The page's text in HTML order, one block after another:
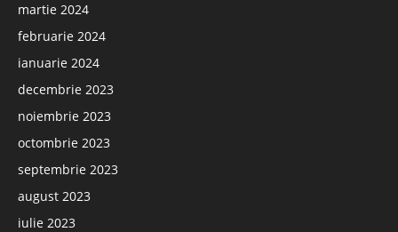
martie 2024
februarie 2024
ianuarie 2024
decembrie 2023
noiembrie 2023
octombrie 2023
septembrie 2023
august 2023
iulie 2023